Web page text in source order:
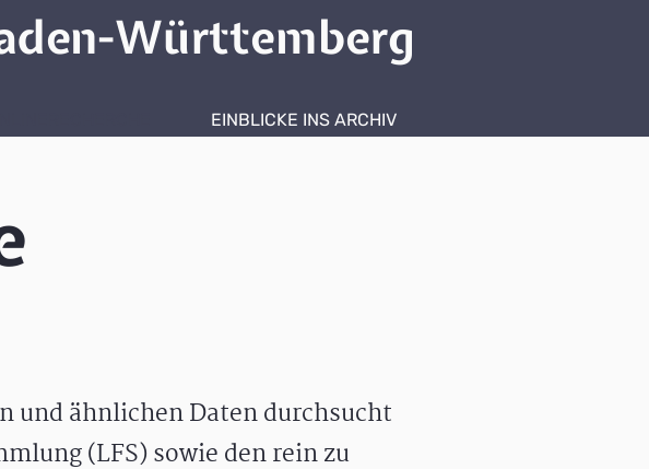
Württemberg
EINBLICKE INS ARCHIV
und ähnlichen Daten durchsucht
(LFS) sowie den rein zu